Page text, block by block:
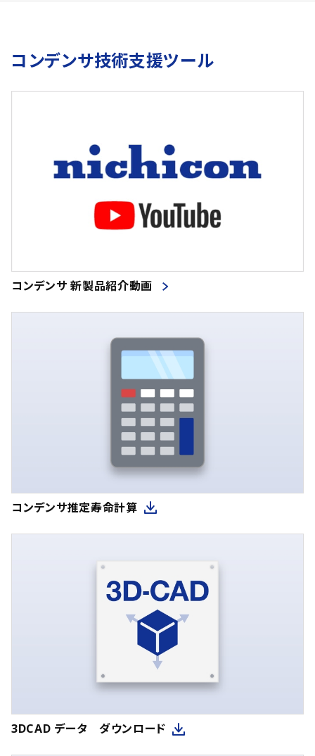
コンデンサ技術支援ツール
コンデンサ 新製品紹介動画
コンデンサ推定寿命計算
3DCAD データ ダウンロード